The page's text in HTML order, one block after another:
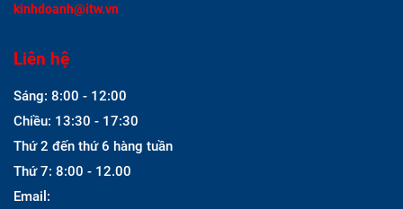
kinhdoanh@itw.vn
Liên hệ
Sáng: 8:00 - 12:00
Chiều: 13:30 - 17:30
Thứ 2 đến thứ 6 hàng tuần
Thứ 7: 8:00 - 12.00
Email: